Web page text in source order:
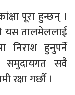
पूरा हुन्छन् ।
यस तालमेललाई
निराश हुनुपर्ने
समुदायगत सवै
रक्षा गर्छौं ।